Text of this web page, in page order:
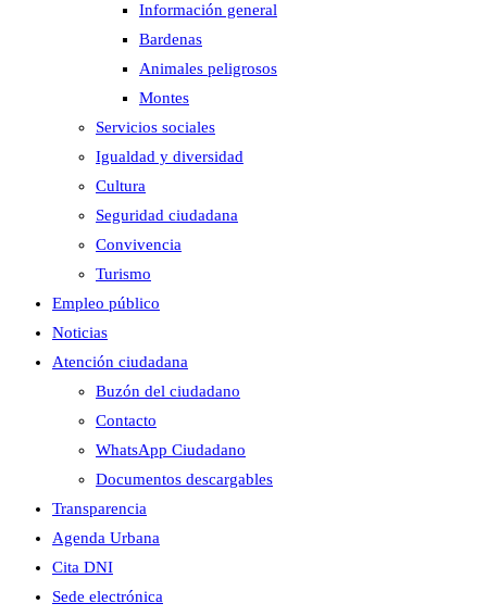
Información general
Bardenas
Animales peligrosos
Montes
Servicios sociales
Igualdad y diversidad
Cultura
Seguridad ciudadana
Convivencia
Turismo
Empleo público
Noticias
Atención ciudadana
Buzón del ciudadano
Contacto
WhatsApp Ciudadano
Documentos descargables
Transparencia
Agenda Urbana
Cita DNI
Sede electrónica